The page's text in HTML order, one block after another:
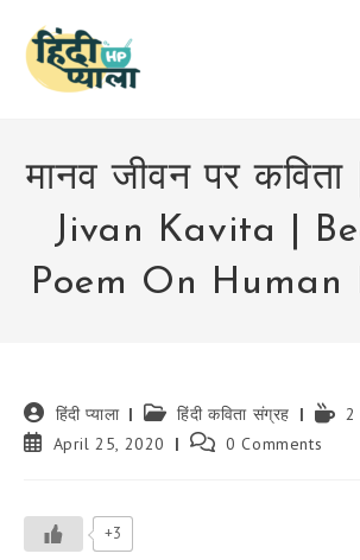
content
मानव जीवन पर
Jivan Kavita |
Poem On Human
Post
author:
हिंदी प्याला
Post
category:
हिंदी कविता संग्रह
2
PostApril 25, 2020
Post 0 Comments
+3